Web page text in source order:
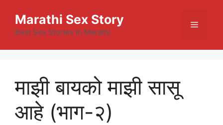
content
Marathi Sex Story
Best Sex Stories In Marathi
Menu
माझी बायको माझी सासू
आहे (भाग-२)